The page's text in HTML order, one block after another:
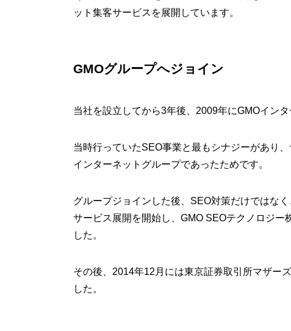
ット集客サービスを展開しています。
GMOグループへジョイン
当社を設立してから3年後、2009年にGMOイン
当時行っていたSEO事業と最もシナジーがあり
インターネットグループであったためです。
グループジョインした後、SEO対策だけではな
サービス展開を開始し、GMO SEOテクノロジー
した。
その後、2014年12月には東京証券取引所マザー
した。